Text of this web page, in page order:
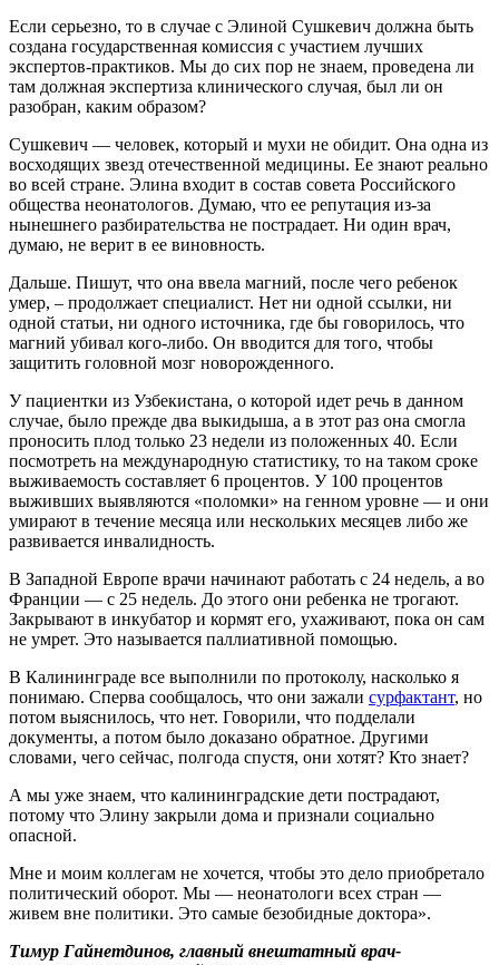
Если серьезно, то в случае с Элиной Сушкевич должна быть
создана государственная комиссия с участием лучших
экспертов-практиков. Мы до сих пор не знаем, проведена ли
там должная экспертиза клинического случая, был ли он
разобран, каким образом?
Сушкевич — человек, который и мухи не обидит. Она одна из
восходящих звезд отечественной медицины. Ее знают реально
во всей стране. Элина входит в состав совета Российского
общества неонатологов. Думаю, что ее репутация из-за
нынешнего разбирательства не пострадает. Ни один врач,
думаю, не верит в ее виновность.
Дальше. Пишут, что она ввела магний, после чего ребенок
умер, – продолжает специалист. Нет ни одной ссылки, ни
одной статьи, ни одного источника, где бы говорилось, что
магний убивал кого-либо. Он вводится для того, чтобы
защитить головной мозг новорожденного.
У пациентки из Узбекистана, о которой идет речь в данном
случае, было прежде два выкидыша, а в этот раз она смогла
проносить плод только 23 недели из положенных 40. Если
посмотреть на международную статистику, то на таком сроке
выживаемость составляет 6 процентов. У 100 процентов
выживших выявляются «поломки» на генном уровне — и они
умирают в течение месяца или нескольких месяцев либо же
развивается инвалидность.
В Западной Европе врачи начинают работать с 24 недель, а во
Франции — с 25 недель. До этого они ребенка не трогают.
Закрывают в инкубатор и кормят его, ухаживают, пока он сам
не умрет. Это называется паллиативной помощью.
В Калининграде все выполнили по протоколу, насколько я
понимаю. Сперва сообщалось, что они зажали сурфактант, но
потом выяснилось, что нет. Говорили, что подделали
документы, а потом было доказано обратное. Другими
словами, чего сейчас, полгода спустя, они хотят? Кто знает?
А мы уже знаем, что калининградские дети пострадают,
потому что Элину закрыли дома и признали социально
опасной.
Мне и моим коллегам не хочется, чтобы это дело приобретало
политический оборот. Мы — неонатологи всех стран —
живем вне политики. Это самые безобидные доктора».
Тимур Гайнетдинов, главный внештатный врач-